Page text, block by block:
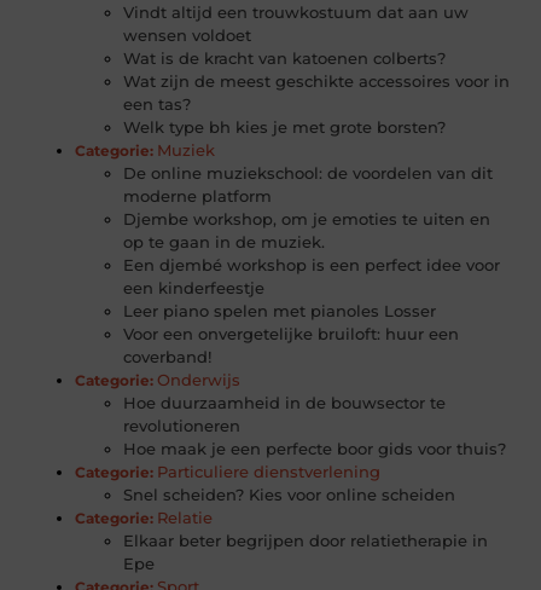
Vindt altijd een trouwkostuum dat aan uw
wensen voldoet
Wat is de kracht van katoenen colberts?
Wat zijn de meest geschikte accessoires voor in
een tas?
Welk type bh kies je met grote borsten?
Categorie: Muziek
De online muziekschool: de voordelen van dit
moderne platform
Djembe workshop, om je emoties te uiten en
op te gaan in de muziek.
Een djembé workshop is een perfect idee voor
een kinderfeestje
Leer piano spelen met pianoles Losser
Voor een onvergetelijke bruiloft: huur een
coverband!
Categorie: Onderwijs
Hoe duurzaamheid in de bouwsector te
revolutioneren
Hoe maak je een perfecte boor gids voor thuis?
Categorie: Particuliere dienstverlening
Snel scheiden? Kies voor online scheiden
Categorie: Relatie
Elkaar beter begrijpen door relatietherapie in
Epe